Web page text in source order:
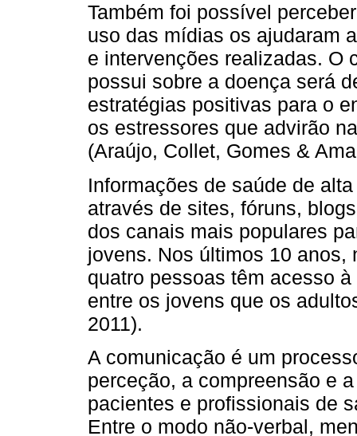
Também foi possível
uso das mídias os ajudaram
e intervenções realizadas. O
possui sobre a doença será
estratégias positivas para o
os estressores que advirão
(Araújo, Collet, Gomes &
Informações de saúde de
através de sites, fóruns,
dos canais mais populares
jovens. Nos últimos 10 anos,
quatro pessoas têm acesso
entre os jovens que os
2011).
A comunicação é um
perceção, a compreensão e
pacientes e profissionais de
Entre o modo não-verbal,